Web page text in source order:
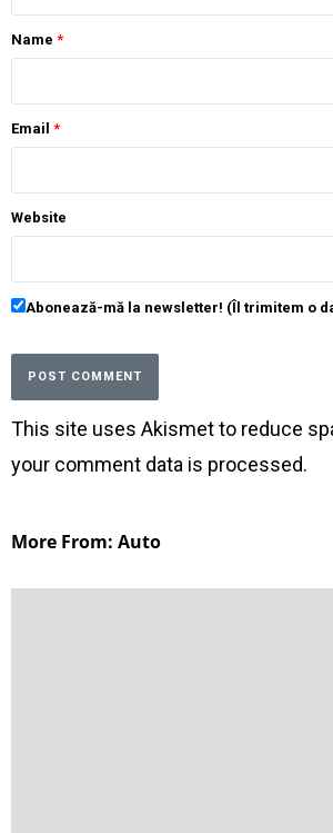
Name *
Email *
Website
Abonează-mă la newsletter! (Îl trimitem o
This site uses Akismet to reduce
your comment data is processed.
More From: Auto